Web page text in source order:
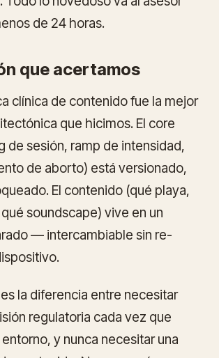
de 24 horas.
que acertamos
clínica de contenido fue la mejor
que hicimos. El core
de sesión, ramp de intensidad,
de aborto) está versionado,
El contenido (qué playa,
soundscape) vive en un
— intercambiable sin re-
la diferencia entre necesitar
regulatoria cada vez que
y nunca necesitar una